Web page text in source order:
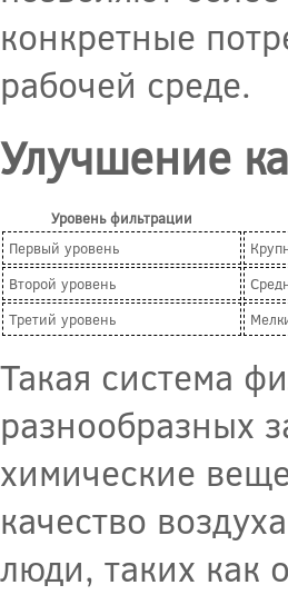
конкретные
рабочей среде.
Улучшение
Уровень фильтрации
Первый уровень
Второй уровень
Третий уровень
Такая система
разнообразных
химические
качество
люди, таких